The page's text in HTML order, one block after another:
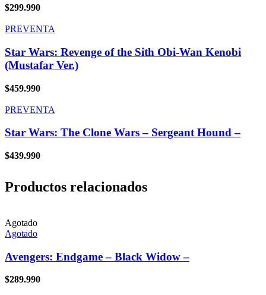
$299.990
PREVENTA
Star Wars: Revenge of the Sith Obi-Wan Kenobi
(Mustafar Ver.)
$459.990
PREVENTA
Star Wars: The Clone Wars – Sergeant Hound –
$439.990
Productos relacionados
Agotado
Agotado
Avengers: Endgame – Black Widow –
$289.990